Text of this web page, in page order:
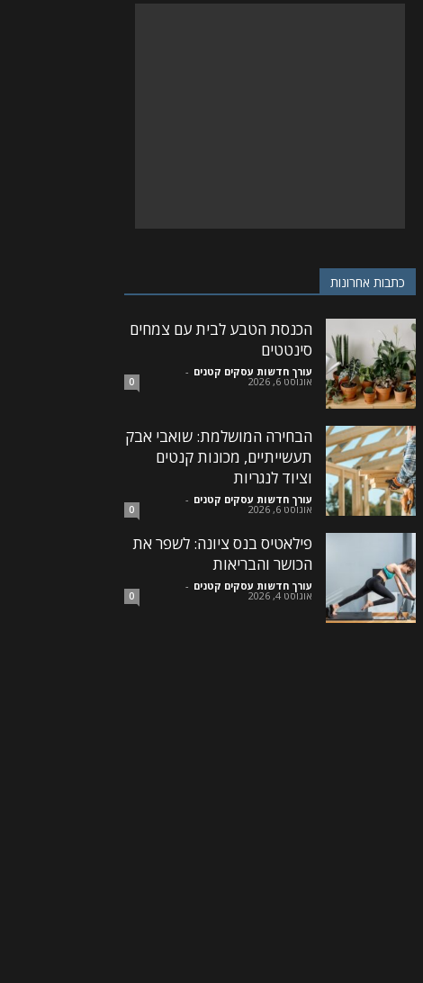
כתבות אחרונות
הכנסת הטבע לבית עם צמחים
סינטטים
עורך חדשות עסקים קטנים -
אוגוסט 6, 2026 0
הבחירה המושלמת: שואבי אבק
תעשייתיים, מכונות קנטים
וציוד לנגריות
עורך חדשות עסקים קטנים -
אוגוסט 6, 2026 0
פילאטיס בנס ציונה: לשפר את
הכושר והבריאות
עורך חדשות עסקים קטנים -
אוגוסט 4, 2026 0